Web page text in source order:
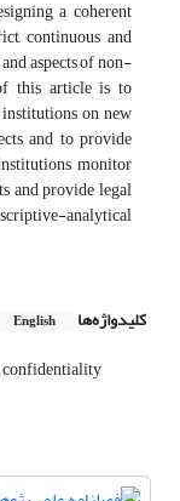
a coherent
continuous and
aspects of non-
this article is to
on new
and to provide
monitor
and provide legal
analytical
کلیدواژه‌ها English
confidentiality